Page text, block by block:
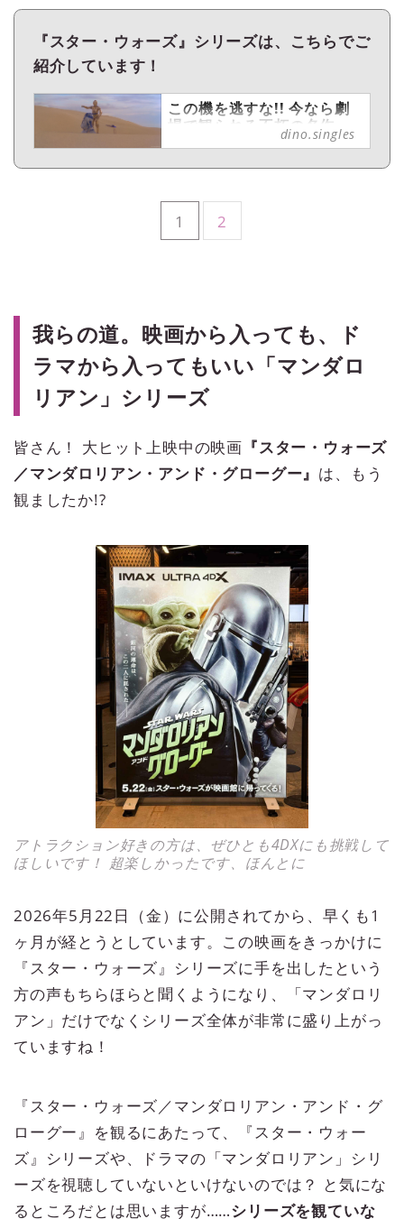
『スター・ウォーズ』シリーズは、こちらでご
紹介しています！
この機を逃すな!! 今なら劇
場で観られる不朽の名作
『スター・ウォーズ』シリ
週末のまとまった時間を使って
Video）やNetflixなどの配信サ
ービスを使って観ることができ
る映画・ドラマ・アニメの中か
ら、singles編集部メンバーが
各々おすすめをピックアップ！
とで、R2-D2とBB-8が大好きな
筆者ameが、『スター・ウォー
dino.singles
1 2
我らの道。映画から入っても、ド
ラマから入ってもいい「マンダロ
リアン」シリーズ
皆さん！ 大ヒット上映中の映画 『スター・ウォーズ
／マンダロリアン・アンド・グローグー』 は、もう
観ましたか!?
アトラクション好きの方は、ぜひとも4DXにも挑戦して
ほしいです！ 超楽しかったです、ほんとに
2026年5月22日（金）に公開されてから、早くも1
ヶ月が経とうとしています。この映画をきっかけに
『スター・ウォーズ』シリーズに手を出したという
方の声もちらほらと聞くようになり、「マンダロリ
アン」だけでなくシリーズ全体が非常に盛り上がっ
ていますね！
『スター・ウォーズ／マンダロリアン・アンド・グ
ローグー』を観るにあたって、『スター・ウォー
ズ』シリーズや、ドラマの「マンダロリアン」シリ
ーズを視聴していないといけないのでは？ と気にな
るところだとは思いますが……シリーズを観ていな